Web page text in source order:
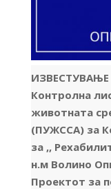
ИЗВЕСТУВАЊЕ
Контролна
животната
(ПУЖССА) за
за ,,
н.м Волино
Проектот за